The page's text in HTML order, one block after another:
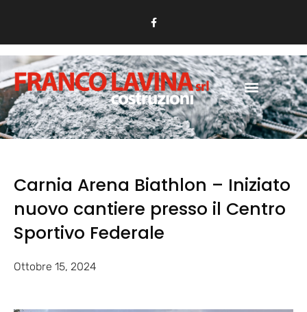
Carnia Arena Biathlon – Iniziato
nuovo cantiere presso il Centro
Sportivo Federale
Ottobre 15, 2024